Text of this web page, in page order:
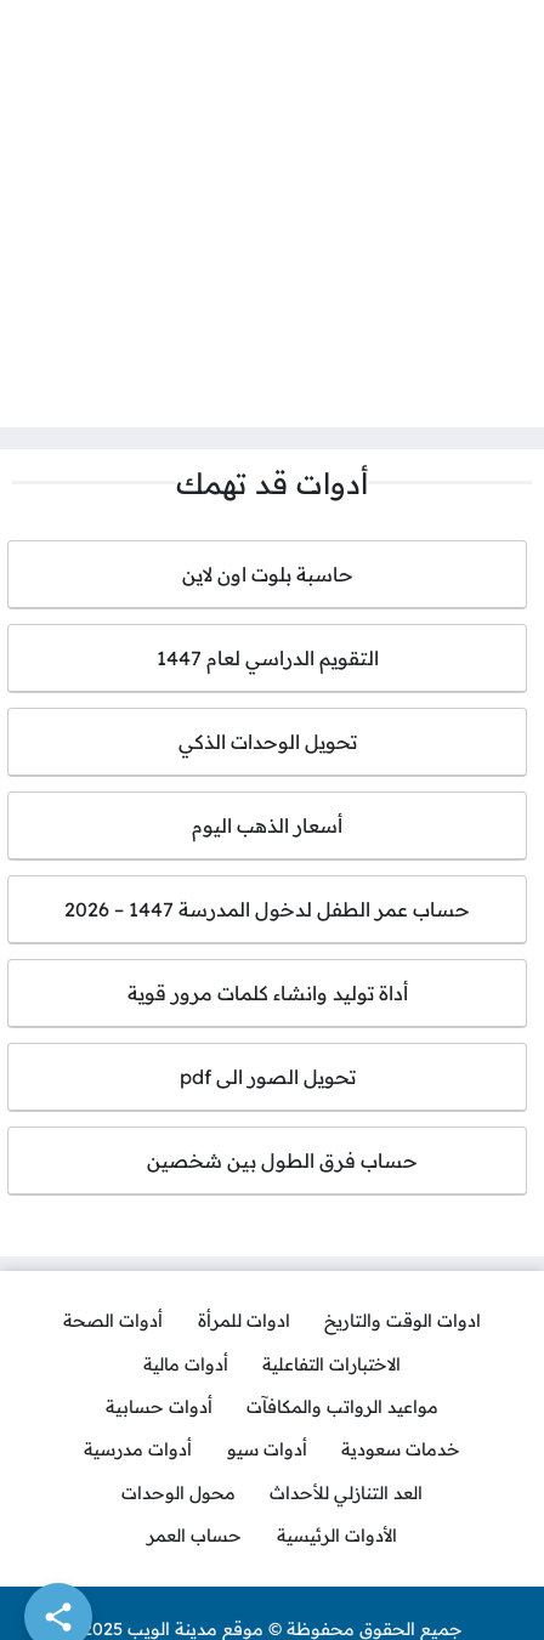
أدوات قد تهمك
حاسبة بلوت اون لاين
التقويم الدراسي لعام 1447
تحويل الوحدات الذكي
أسعار الذهب اليوم
حساب عمر الطفل لدخول المدرسة 1447 – 2026
أداة توليد وانشاء كلمات مرور قوية
تحويل الصور الى pdf
حساب فرق الطول بين شخصين
ادوات الوقت والتاريخ ادوات للمرأة
أدوات الصحة
الاختبارات التفاعلية
أدوات مالية
مواعيد الرواتب والمكافآت
أدوات حسابية
خدمات سعودية
أدوات سيو
أدوات مدرسية
العد التنازلي للأحداث
محول الوحدات
الأدوات الرئيسية
حساب العمر
جميع الحقوق محفوظة © موقع مدينة الويب 2025